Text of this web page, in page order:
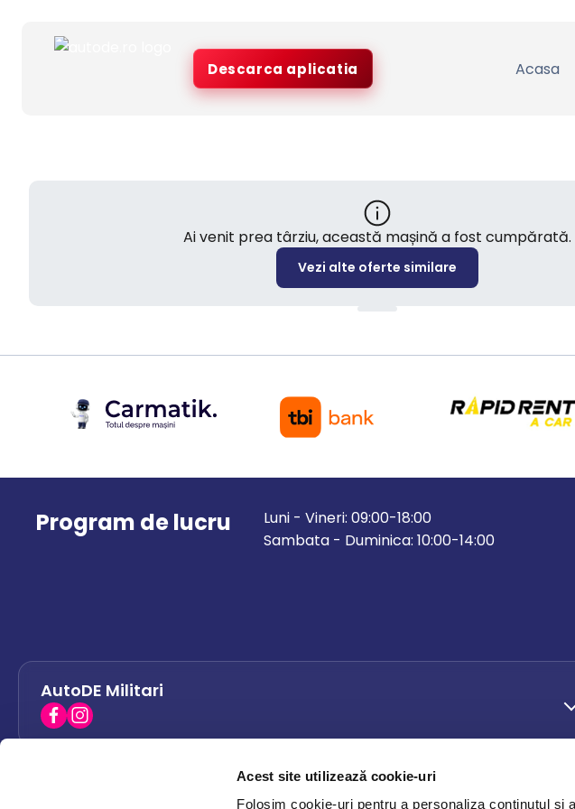
Acest site utilizează cookie-uri
Folosim cookie-uri pentru a personaliza conținutul și
Descarca aplicatia Acasa
Ai venit prea târziu, această mașină a fost cumpărată.
Vezi alte oferte similare
Program de lucru
Luni - Vineri: 09:00-18:00
Sambata - Duminica: 10:00-14:00
AutoDE Militari